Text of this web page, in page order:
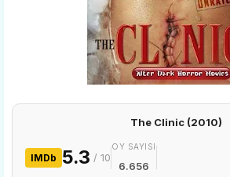
The Clinic (2010)
IMDb 5.3 / 10
OY SAYISI
6.656